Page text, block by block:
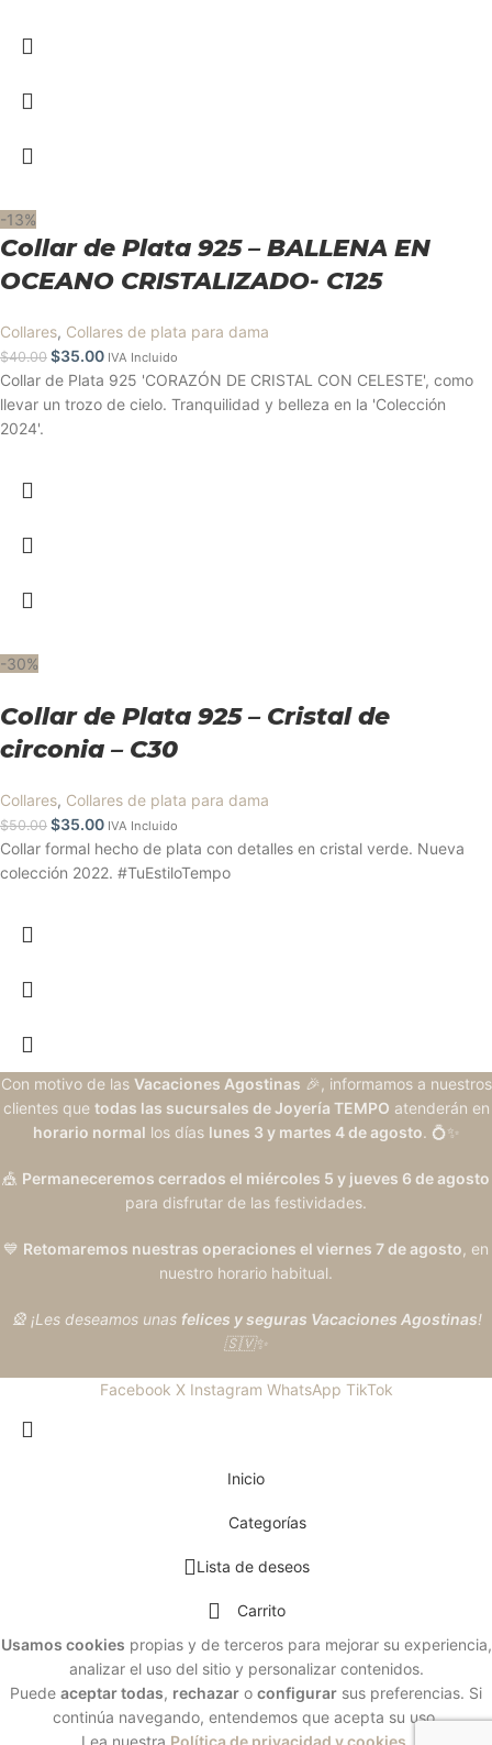
-13%
Collar de Plata 925 – BALLENA EN
OCEANO CRISTALIZADO- C125
Collares, Collares de plata para dama
$40.00 $35.00 IVA Incluido
Collar de Plata 925 'CORAZÓN DE CRISTAL CON CELESTE', como
llevar un trozo de cielo. Tranquilidad y belleza en la 'Colección
2024'.
-30%
Collar de Plata 925 – Cristal de
circonia – C30
Collares, Collares de plata para dama
$50.00 $35.00 IVA Incluido
Collar formal hecho de plata con detalles en cristal verde. Nueva
colección 2022. #TuEstiloTempo
Con motivo de las Vacaciones Agostinas 🎉, informamos a nuestros
clientes que todas las sucursales de Joyería TEMPO atenderán en
horario normal los días lunes 3 y martes 4 de agosto. 💍✨
🎪 Permaneceremos cerrados el miércoles 5 y jueves 6 de agosto
para disfrutar de las festividades.
💙 Retomaremos nuestras operaciones el viernes 7 de agosto, en
nuestro horario habitual.
🎡 ¡Les deseamos unas felices y seguras Vacaciones Agostinas!
🇸🇻✨
Facebook X Instagram WhatsApp TikTok
Inicio
Categorías
Lista de deseos
Carrito
Usamos cookies propias y de terceros para mejorar su experiencia,
analizar el uso del sitio y personalizar contenidos.
Puede aceptar todas, rechazar o configurar sus preferencias. Si
continúa navegando, entendemos que acepta su uso.